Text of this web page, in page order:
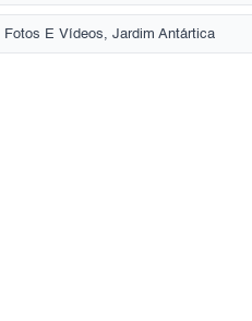
Fotos E Vídeos, Jardim Antártica